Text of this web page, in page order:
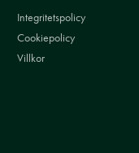
Integritetspolicy
Cookiepolicy
Villkor